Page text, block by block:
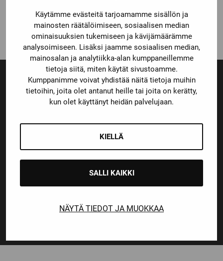
Käytämme evästeitä tarjoamamme sisällön ja
mainosten räätälöimiseen, sosiaalisen median
ominaisuuksien tukemiseen ja kävijämäärämme
analysoimiseen. Lisäksi jaamme sosiaalisen median,
mainosalan ja analytiikka-alan kumppaneillemme
tietoja siitä, miten käytät sivustoamme.
Kumppanimme voivat yhdistää näitä tietoja muihin
tietoihin, joita olet antanut heille tai joita on kerätty,
kun olet käyttänyt heidän palvelujaan.
KIELLÄ
SALLI KAIKKI
NÄYTÄ TIEDOT JA MUOKKAA
1 2 3 … 72 Seuraava »
Ensiluokkainen palvelu Monipuoliset maksutavat